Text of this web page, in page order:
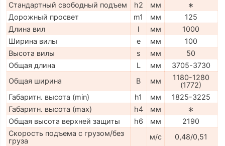
Стандартный свободный подъем
h2 мм
∗
Дорожный просвет
m1 мм
125
Длина вил
l мм
1000
Ширина вилы
e мм
100
Высота вилы
s мм
50
Общая длина
L мм
3705-3730
Общая ширина
B мм
1180-1280
(1772)
Габаритн. высота (min)
h1 мм
1825-3225
Габаритн. высота (max)
h4 мм
∗
Общая высота верхней защиты
h6 мм
2190
Скорость подъема с грузом/без
груза
м/с
0,48/0,51